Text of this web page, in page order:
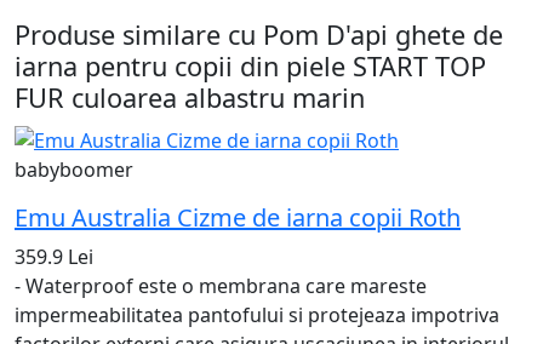
Produse similare cu Pom D'api ghete de
iarna pentru copii din piele START TOP
FUR culoarea albastru marin
babyboomer
Emu Australia Cizme de iarna copii Roth
359.9 Lei
- Waterproof este o membrana care mareste
impermeabilitatea pantofului si protejeaza impotriva